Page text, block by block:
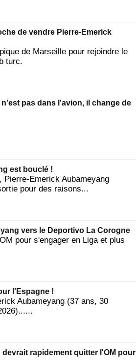
de vendre Pierre-Emerick
de Marseille pour rejoindre le
turc.
n'est pas dans l'avion, il change de
est bouclé !
Pierre-Emerick Aubameyang
pour des raisons...
vers le Deportivo La Corogne
pour s'engager en Liga et plus
l'Espagne !
Aubameyang (37 ans, 30
rapidement quitter l'OM pour